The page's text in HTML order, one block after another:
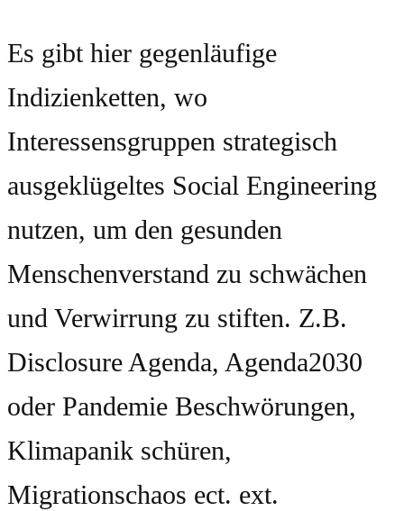
Es gibt hier gegenläufige
Indizienketten, wo
Interessensgruppen strategisch
ausgeklügeltes Social Engineering
nutzen, um den gesunden
Menschenverstand zu schwächen
und Verwirrung zu stiften. Z.B.
Disclosure Agenda, Agenda2030
oder Pandemie Beschwörungen,
Klimapanik schüren,
Migrationschaos ect. ext.